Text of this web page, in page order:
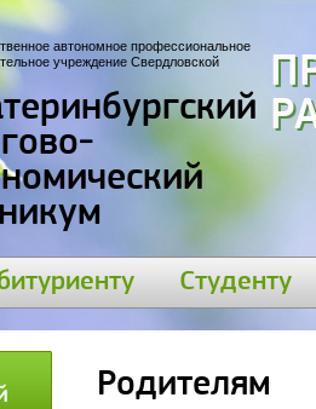
автономное профессиональное
учреждение Свердловской
Студенту
Родителям